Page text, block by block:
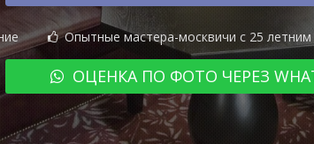
Опытные мастера-москвичи с 25
ОЦЕНКА ПО ФОТО ЧЕРЕЗ